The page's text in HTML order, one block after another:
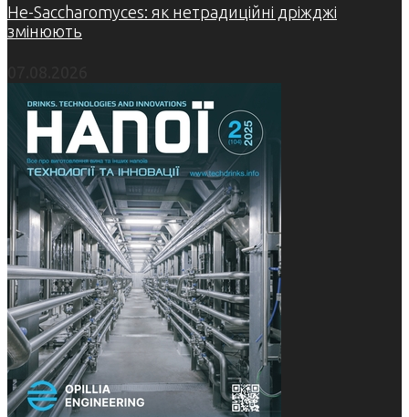
Не-Saccharomyces: як нетрадиційні дріжджі
змінюють